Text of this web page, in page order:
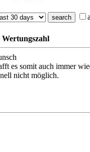
es somit auch immer
nicht möglich.